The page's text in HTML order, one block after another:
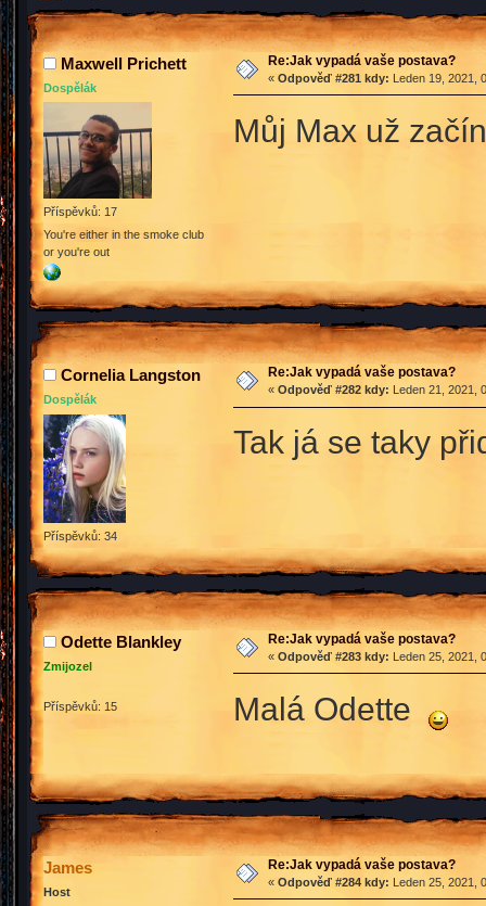
Maxwell Prichett
Dospělák
Příspěvků: 17
You're either in the smoke club
or you're out
Re:Jak vypadá vaše postava?
« Odpověď #281 kdy: Leden 19, 2021,
Můj Max už
Cornelia Langston
Dospělák
Příspěvků: 34
Re:Jak vypadá vaše postava?
« Odpověď #282 kdy: Leden 21, 2021,
Tak já se taky
Odette Blankley
Zmijozel
Příspěvků: 15
Re:Jak vypadá vaše postava?
« Odpověď #283 kdy: Leden 25, 2021,
Malá Odette
James
Host
Re:Jak vypadá vaše postava?
« Odpověď #284 kdy: Leden 25, 2021,